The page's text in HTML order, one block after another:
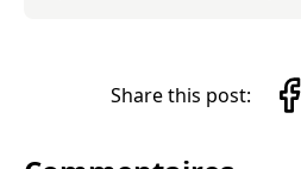
Share this post: